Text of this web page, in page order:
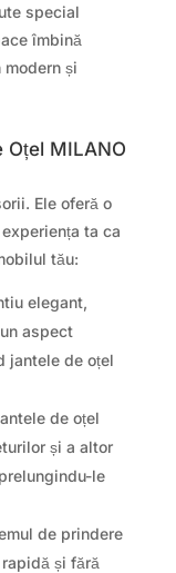
special
îmbină
și
Oțel MILANO
Ele oferă o
ta ca
tău:
elegant,
aspect
jantele de oțel
de oțel
și a altor
le
de prindere
și fără